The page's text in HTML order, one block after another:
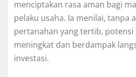
menciptakan rasa aman bagi
pelaku usaha. Ia menilai, tanpa
pertanahan yang tertib, potensi
meningkat dan berdampak
investasi.